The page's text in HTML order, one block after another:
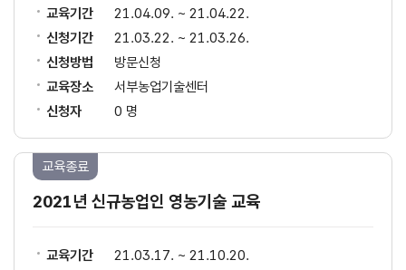
교육기간
21.04.09. ~ 21.04.22.
신청기간
21.03.22. ~ 21.03.26.
신청방법
방문신청
교육장소
서부농업기술센터
신청자
0 명
2021년 신규농업인 영농기술 교육
교육종료
교육기간
21.03.17. ~ 21.10.20.